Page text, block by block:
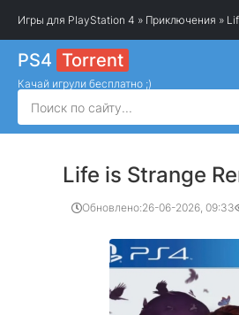
Игры для PlayStation 4 » Приключения »
PS4 Torrent
Качай игрули бесплатно ;)
Life is Strange
Обновлено:26-06-2026, 09:33